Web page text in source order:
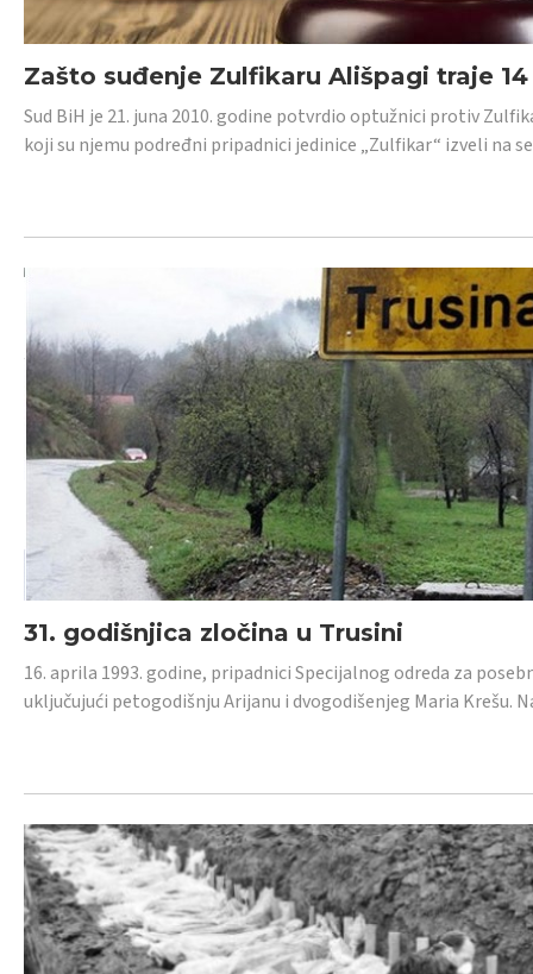
Zašto suđenje Zulfikaru Ališpagi traje
Sud BiH je 21. juna 2010. godine potvrdio optužnici protiv
koji su njemu podređni pripadnici jedinice „Zulfikar“ izveli na
31. godišnjica zločina u Trusini
16. aprila 1993. godine, pripadnici Specijalnog odreda za
uključujući petogodišnju Arijanu i dvogodišenjeg Maria Krešu.